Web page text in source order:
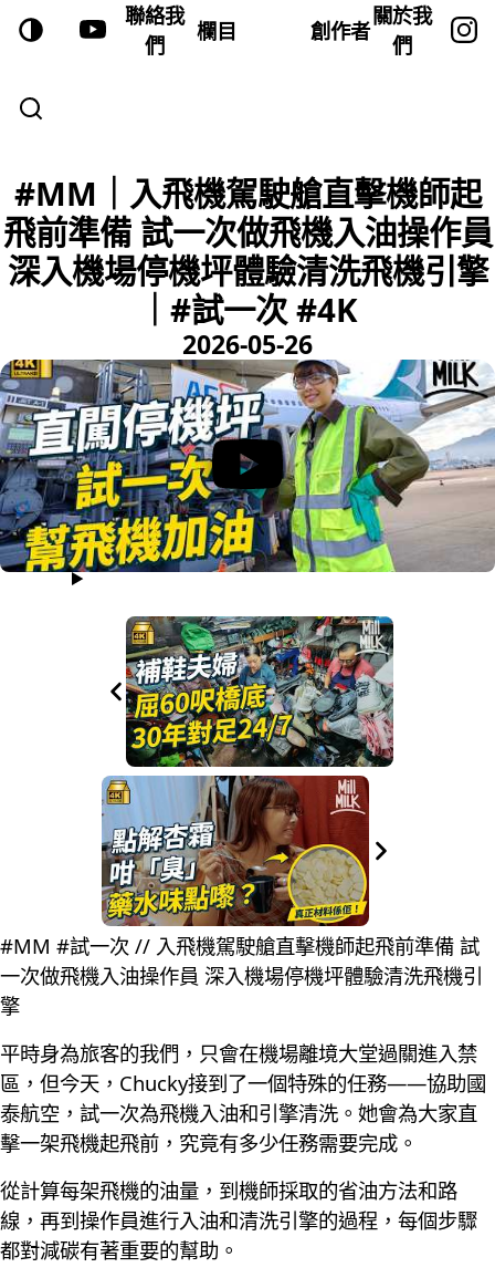
聯絡我
們
欄目 創作者
關於我
們
#MM｜入飛機駕駛艙直擊機師起
飛前準備 試一次做飛機入油操作員
深入機場停機坪體驗清洗飛機引擎
｜#試一次 #4K
2026-05-26
#MM #試一次 // 入飛機駕駛艙直擊機師起飛前準備 試
一次做飛機入油操作員 深入機場停機坪體驗清洗飛機引
擎
平時身為旅客的我們，只會在機場離境大堂過關進入禁
區，但今天，Chucky接到了一個特殊的任務——協助國
泰航空，試一次為飛機入油和引擎清洗。她會為大家直
擊一架飛機起飛前，究竟有多少任務需要完成。
從計算每架飛機的油量，到機師採取的省油方法和路
線，再到操作員進行入油和清洗引擎的過程，每個步驟
都對減碳有著重要的幫助。